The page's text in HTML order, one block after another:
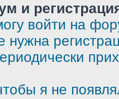
и
войти на
я не